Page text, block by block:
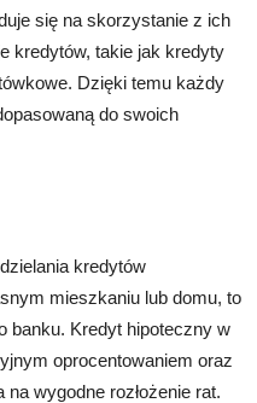
się na skorzystanie z ich
kredytów, takie jak kredyty
Dzięki temu każdy
do swoich
kredytów
mieszkaniu lub domu, to
banku. Kredyt hipoteczny w
oprocentowaniem oraz
na wygodne rozłożenie rat.